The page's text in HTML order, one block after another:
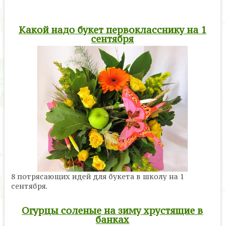
Какой надо букет первокласснику на 1
сентября
8 потрясающих идей для букета в школу на 1
сентября.
Огурцы соленые на зиму хрустящие в
банках